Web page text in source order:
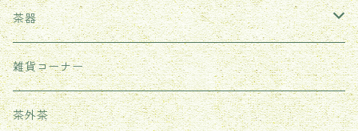
茶器
耐熱ガラス茶器
紫砂茶壺
雑貨コーナー
茶外茶